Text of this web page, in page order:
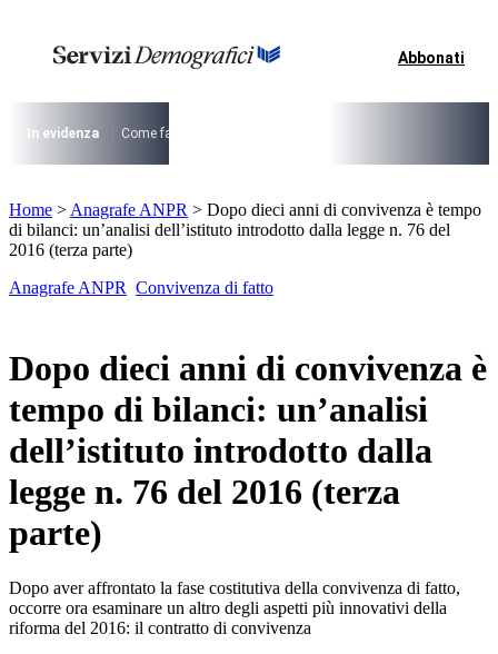
contenuto
I più cercati
Lorem ipsum dolor sit amet consectetur
Lorem ipsum dolor sit amet consectetur
Abbonati
In evidenza Come fare per …
I più cercati
Lorem ipsum dolor sit amet consectetur
Home > Anagrafe ANPR > Dopo dieci anni di convivenza è tempo
di bilanci: un’analisi dell’istituto introdotto dalla legge n. 76 del
2016 (terza parte)
Anagrafe ANPR Convivenza di fatto
Dopo dieci anni di convivenza è
tempo di bilanci: un’analisi
dell’istituto introdotto dalla
legge n. 76 del 2016 (terza
parte)
Dopo aver affrontato la fase costitutiva della convivenza di fatto,
occorre ora esaminare un altro degli aspetti più innovativi della
riforma del 2016: il contratto di convivenza